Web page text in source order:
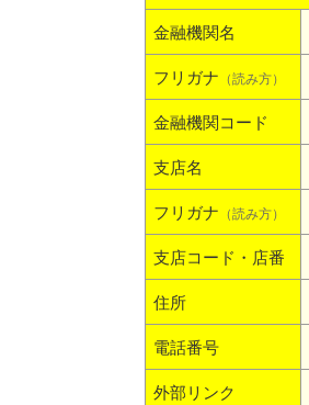
金融機関名
フリガナ （読み方）
金融機関コード
支店名
フリガナ （読み方）
支店コード・店番
住所
電話番号
外部リンク